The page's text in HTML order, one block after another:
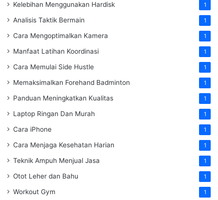
Kelebihan Menggunakan Hardisk 1
Analisis Taktik Bermain 1
Cara Mengoptimalkan Kamera 1
Manfaat Latihan Koordinasi 1
Cara Memulai Side Hustle 1
Memaksimalkan Forehand Badminton 1
Panduan Meningkatkan Kualitas 1
Laptop Ringan Dan Murah 1
Cara iPhone 1
Cara Menjaga Kesehatan Harian 1
Teknik Ampuh Menjual Jasa 1
Otot Leher dan Bahu 1
Workout Gym 1